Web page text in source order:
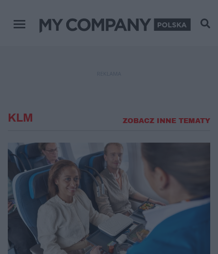
Menu główne
KLM ZOBACZ INNE TEMATY